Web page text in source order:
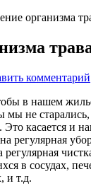
организма
комментарий
в нашем
мы не
Это касается и
регулярная
в сосудах,
и т.д.